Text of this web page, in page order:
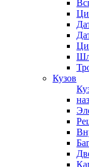
Кузов